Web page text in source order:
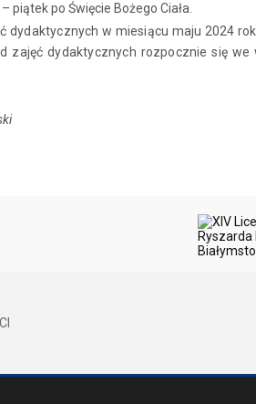
piątek po Święcie Bożego Ciała.
dydaktycznych w miesiącu maju 2024
zajęć dydaktycznych rozpocznie się